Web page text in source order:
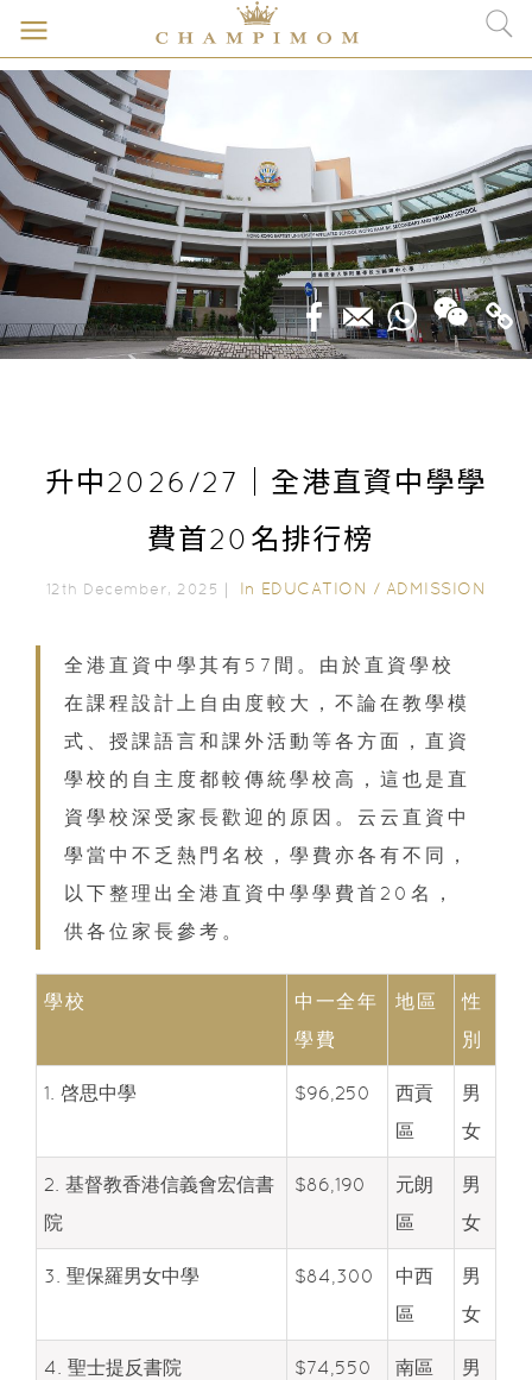
升中2026/27｜全港直資中學學
費首20名排行榜
12th December, 2025｜ In EDUCATION / ADMISSION
全港直資中學其有57間。由於直資學校
在課程設計上自由度較大，不論在教學模
式、授課語言和課外活動等各方面，直資
學校的自主度都較傳統學校高，這也是直
資學校深受家長歡迎的原因。云云直資中
學當中不乏熱門名校，學費亦各有不同，
以下整理出全港直資中學學費首20名，
供各位家長參考。
學校
中一全年
學費
地區
性
別
1. 啓思中學 $96,250
西貢
區
男
女
2. 基督教香港信義會宏信書
院
$86,190
元朗
區
男
女
3. 聖保羅男女中學 $84,300
中西
區
男
女
4. 聖士提反書院 $74,550 南區
男